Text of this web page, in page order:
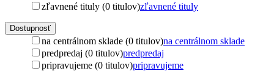
zľavnené tituly (0 titulov)zľavnené tituly
Dostupnosť
na centrálnom sklade (0 titulov)na centrálnom sklade
predpredaj (0 titulov)predpredaj
pripravujeme (0 titulov)pripravujeme